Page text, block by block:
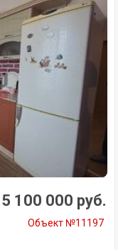
5 100 000 руб.
Объект №11197